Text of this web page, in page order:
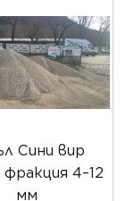
Сини вир
4–12
мм